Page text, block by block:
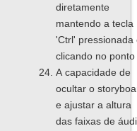
diretamente
mantendo a tecla
'Ctrl' pressionada
clicando no ponto
A capacidade de
ocultar o
e ajustar a altura
das faixas de